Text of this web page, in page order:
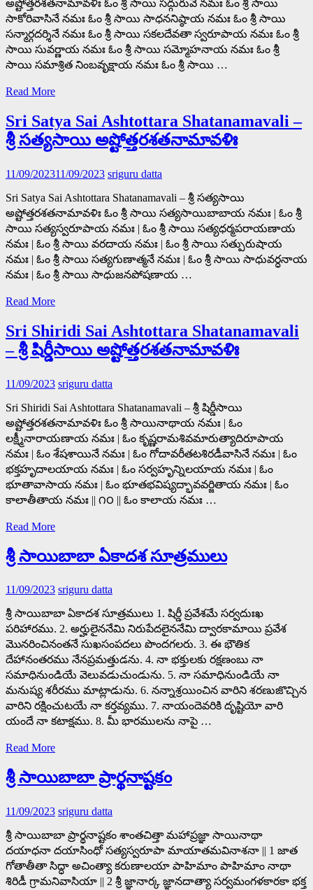
అష్టోత్తరశతనామావళిః ఓం శ్రీ సాయి సద్గురువే నమః ఓం శ్రీ సాయి
సాకోరివాసినే నమః ఓం శ్రీ సాయి సాధననిష్ఠాయ నమః ఓం శ్రీ సాయి
సన్మార్గదర్శినే నమః ఓం శ్రీ సాయి సకలదేవతా స్వరూపాయ నమః ఓం శ్రీ
సాయి సువర్ణాయ నమః ఓం శ్రీ సాయి సమ్మోహనాయ నమః ఓం శ్రీ
సాయి సమాశ్రిత నింబవృక్షాయ నమః ఓం శ్రీ సాయి …
Read More
Sri Satya Sai Ashtottara Shatanamavali –
శ్రీ సత్యసాయి అష్టోత్తరశతనామావళిః
11/09/202311/09/2023 sriguru datta
Sri Satya Sai Ashtottara Shatanamavali – శ్రీ సత్యసాయి
అష్టోత్తరశతనామావళిః ఓం శ్రీ సాయి సత్యసాయిబాబాయ నమః | ఓం శ్రీ
సాయి సత్యస్వరూపాయ నమః | ఓం శ్రీ సాయి సత్యధర్మపరాయణాయ
నమః | ఓం శ్రీ సాయి వరదాయ నమః | ఓం శ్రీ సాయి సత్పురుషాయ
నమః | ఓం శ్రీ సాయి సత్యగుణాత్మనే నమః | ఓం శ్రీ సాయి సాధువర్ధనాయ
నమః | ఓం శ్రీ సాయి సాధుజనపోషణాయ …
Read More
Sri Shiridi Sai Ashtottara Shatanamavali
– శ్రీ షిర్డీసాయి అష్టోత్తరశతనామావళిః
11/09/2023 sriguru datta
Sri Shiridi Sai Ashtottara Shatanamavali – శ్రీ షిర్డీసాయి
అష్టోత్తరశతనామావళిః ఓం శ్రీ సాయినాథాయ నమః | ఓం
లక్ష్మీనారాయణాయ నమః | ఓం కృష్ణరామశివమారుత్యాదిరూపాయ
నమః | ఓం శేషశాయినే నమః | ఓం గోదావరీతటశిరడీవాసినే నమః | ఓం
భక్తహృదాలయాయ నమః | ఓం సర్వహృన్నిలయాయ నమః | ఓం
భూతావాసాయ నమః | ఓం భూతభవిష్యద్భావవర్జితాయ నమః | ఓం
కాలాతీతాయ నమః || ౧౦ || ఓం కాలాయ నమః …
Read More
శ్రీ సాయిబాబా ఏకాదశ సూత్రములు
11/09/2023 sriguru datta
శ్రీ సాయిబాబా ఏకాదశ సూత్రములు 1. షిర్డీ ప్రవేశమే సర్వదుఃఖ
పరిహారము. 2. అర్హులైననేమి నిరుపేదలైననేమి ద్వారకామాయి ప్రవేశ
మొనరించినంతనే సుఖసంపదలు పొందగలరు. 3. ఈ భౌతిక
దేహానంతరము నేనప్రమత్తుడను. 4. నా భక్తులకు రక్షణంబు నా
సమాధినుండియే వెలువడుచుండును. 5. నా సమాధినుండియే నా
మనుష్య శరీరము మాట్లాడును. 6. నన్నాశ్రయించిన వారిని శరణుజొచ్చిన
వారిని రక్షించుటయే నా కర్తవ్యము. 7. నాయందెవరికి దృష్టియో వారి
యందే నా కటాక్షము. 8. మీ భారములను నాపై …
Read More
శ్రీ సాయిబాబా ప్రార్థనాష్టకం
11/09/2023 sriguru datta
శ్రీ సాయిబాబా ప్రార్థనాష్టకం శాంతచిత్తా మహాప్రజ్ఞా సాయినాథా
దయాధనా దయాసింధో సత్యస్వరూపా మాయాతమవినాశనా || 1 జాత
గోతాతీతా సిద్ధా అచింత్యా కరుణాలయా పాహిమాం పాహిమాం నాథా
శిరిడీ గ్రామనివాసియా || 2 శ్రీ జ్ఞానార్క జ్ఞానదాత్యా సర్వమంగళకారకా భక్త